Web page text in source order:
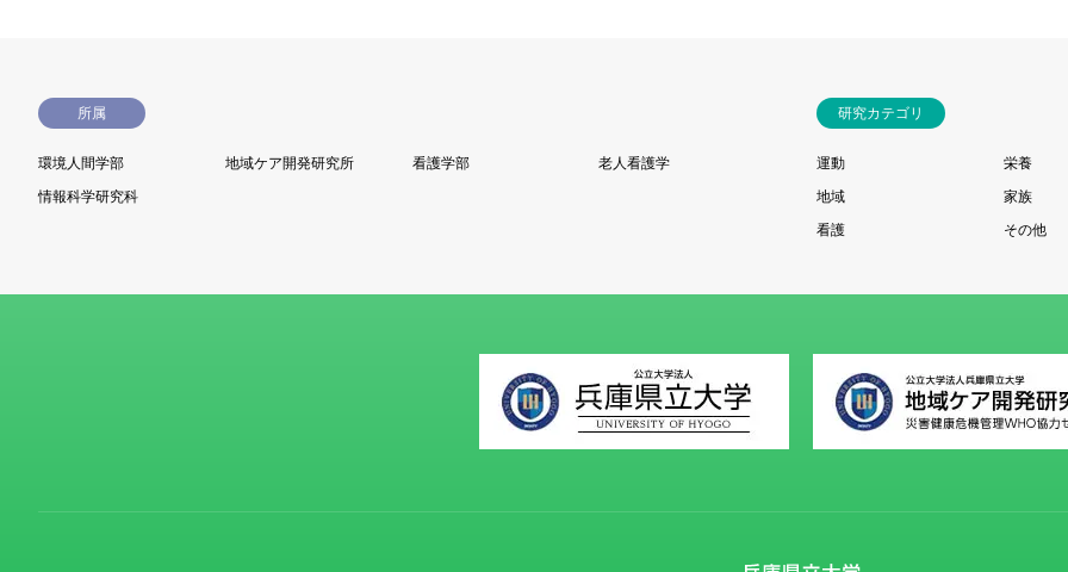
所属
環境人間学部 地域ケア開発研究所 看護学部
老人看護学
情報科学研究科
研究カテゴリ
運動
栄養
地域
家族
看護
その他